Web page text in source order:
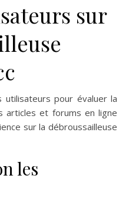
sur
utilisateurs pour évaluer la
articles et forums en ligne
sur la débroussailleuse
les